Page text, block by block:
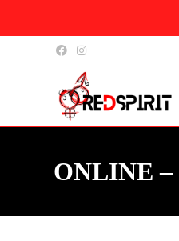
ONLINE